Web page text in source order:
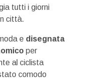
tutti i giorni
città.
e disegnata
per
al ciclista
comodo